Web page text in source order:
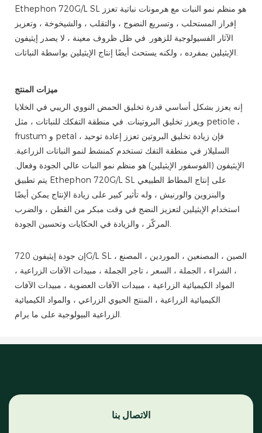
Ethephon 720G/L SL هو منظم نمو النبات مع هرمونات نباتية تعزز
إفراز المستحلب ، وتسريع النضوج ، والتقلب ، والشيخوخة ، وتعزيز
الآثار الفسيولوجية للزهور. في ظل ظروف معينة ، لا يصدر إيثيفون
الإيثيلين بمفرده ، ولكنه يستحث أيضًا إنتاج الإيثيلين بواسطة النباتات.
ميزات المنتج
إنه يعزز بشكل أساسي قدرة تخليق الحمض النووي الريبي في الخلايا
ويعزز تخليق البروتينات. في منطقة التفكك للنباتات ، مثل petiole ،
frustum و petal ، فإن زيادة تخليق البروتين تعزز إعادة توحيد
السليلاز في منطقة التفك تستخدم كمنشط لنمو النباتات الزراعية.
الإيثيفون (الفوسفور الإيثيلين) هو منظم نمو النبات عالي الجودة وفعال.
يتم تطبيق Ethephon 720G/L SL على إنتاج المطاط الطبيعي
والبنزوين والورنيش ، وله تأثير كبير على زيادة الإنتاج يمكن أيضًا
استخدام الإيثيلين لتعزيز النضج في وقت مبكر من القطن ، والضرب
المركّز ، والزيادة في الحكايات وتحسين الجودة.
إن جودة إيثيفون 720G/L SL ، الصين ، المصنعين ، الموردين ، المصنع
، الشراء ، الجملة ، السعر ، تاجر الجملة ، مبيدات الآفات الزراعية ،
المواد الكيميائية الزراعية ، مبيدات الآفات العضوية ، مبيدات الآفات
الكيميائية الزراعية ، المنتج الحيوي الزراعي ، والمواد الكيميائية
الزراعية البيولوجية على ما يرام.
الاتصال بنا